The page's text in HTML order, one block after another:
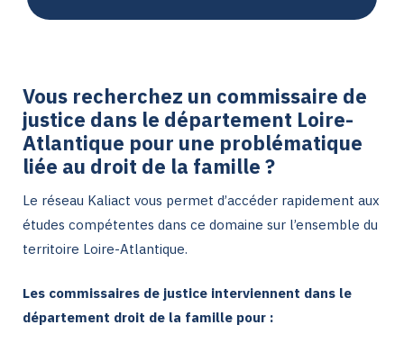
Vous recherchez un commissaire de
justice dans le département Loire-
Atlantique pour une problématique
liée au droit de la famille ?
Le réseau Kaliact vous permet d’accéder rapidement aux
études compétentes dans ce domaine sur l’ensemble du
territoire Loire-Atlantique.
Les commissaires de justice interviennent dans le
département droit de la famille pour :